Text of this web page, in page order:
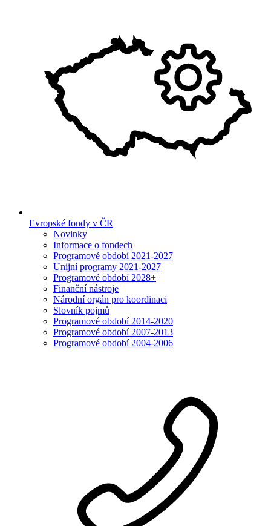
Evropské fondy v ČR
Novinky
Informace o fondech
Programové období 2021-2027
Unijní programy 2021-2027
Programové období 2028+
Finanční nástroje
Národní orgán pro koordinaci
Slovník pojmů
Programové období 2014-2020
Programové období 2007-2013
Programové období 2004-2006